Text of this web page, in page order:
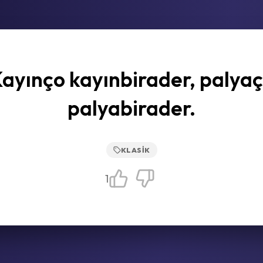
kayınbirader,
palyabirader.
KLASIK
1